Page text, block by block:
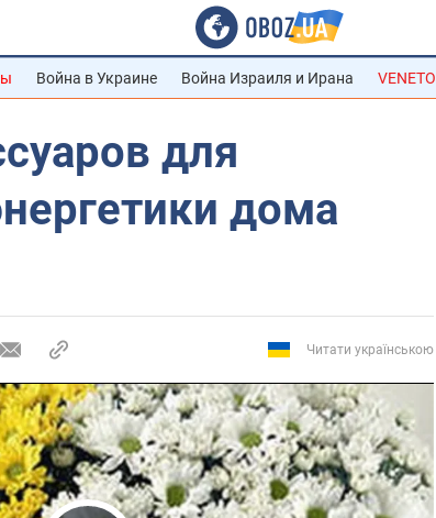
Война в Украине Война Израиля и Ирана VENETO
для
дома
Читати українською